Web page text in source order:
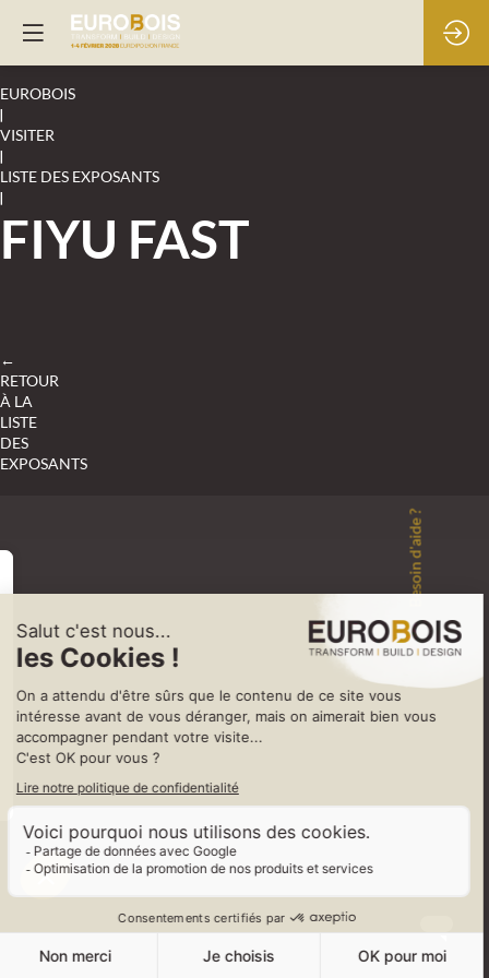
EUROBOIS
|
VISITER
|
LISTE DES EXPOSANTS
|
FIYU FAST
←
RETOUR
À LA
LISTE
DES
EXPOSANTS
Besoin d'aide ?